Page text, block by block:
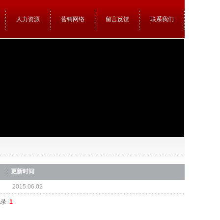
人力资源 营销网络 留言反馈 联系我们
更新时间
2015.06.02
1